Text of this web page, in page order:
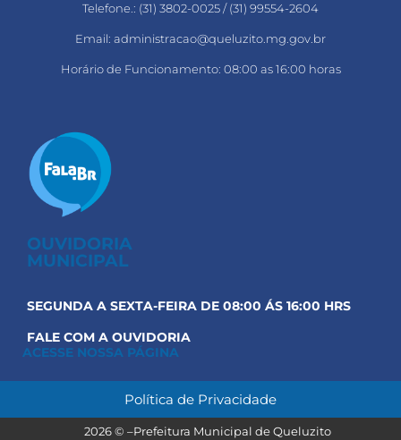
Telefone.: (31) 3802-0025 / (31) 99554-2604
Email: administracao@queluzito.mg.gov.br
Horário de Funcionamento: 08:00 as 16:00 horas
OUVIDORIA
MUNICIPAL
SEGUNDA A SEXTA-FEIRA DE 08:00 ÁS 16:00 HRS
FALE COM A OUVIDORIA
ACESSE NOSSA PÁGINA
Política de Privacidade
2026 © –Prefeitura Municipal de Queluzito